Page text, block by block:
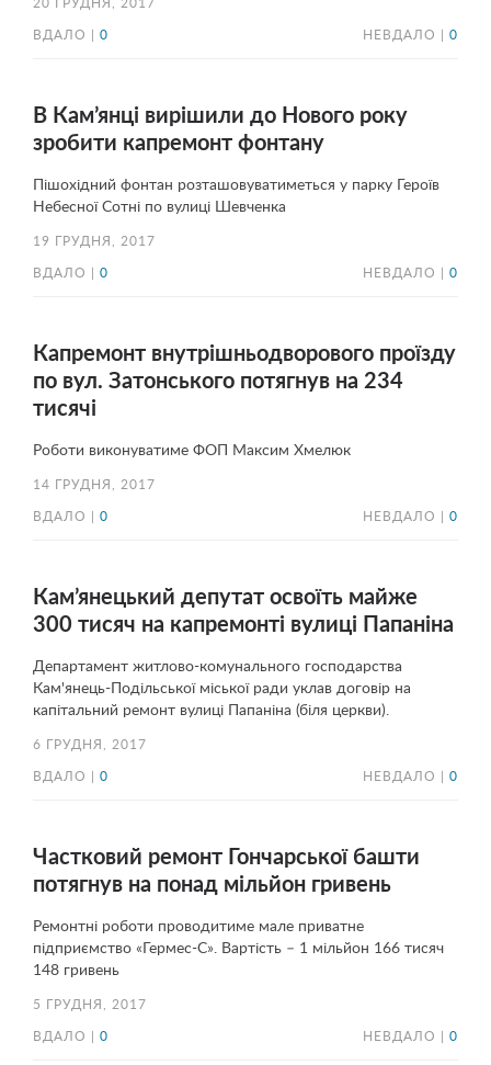
20 ГРУДНЯ, 2017
ВДАЛО | 0 НЕВДАЛО | 0
В Кам’янці вирішили до Нового року
зробити капремонт фонтану
Пішохідний фонтан розташовуватиметься у парку Героїв
Небесної Сотні по вулиці Шевченка
19 ГРУДНЯ, 2017
ВДАЛО | 0 НЕВДАЛО | 0
Капремонт внутрішньодворового проїзду
по вул. Затонського потягнув на 234
тисячі
Роботи виконуватиме ФОП Максим Хмелюк
14 ГРУДНЯ, 2017
ВДАЛО | 0 НЕВДАЛО | 0
Кам’янецький депутат освоїть майже
300 тисяч на капремонті вулиці Папаніна
Департамент житлово-комунального господарства
Кам'янець-Подільської міської ради уклав договір на
капітальний ремонт вулиці Папаніна (біля церкви).
6 ГРУДНЯ, 2017
ВДАЛО | 0 НЕВДАЛО | 0
Частковий ремонт Гончарської башти
потягнув на понад мільйон гривень
Ремонтні роботи проводитиме мале приватне
підприємство «Гермес-С». Вартість – 1 мільйон 166 тисяч
148 гривень
5 ГРУДНЯ, 2017
ВДАЛО | 0 НЕВДАЛО | 0